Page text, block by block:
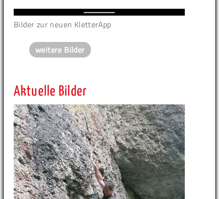
Bilder zur neuen KletterApp
weitere Bilder
Aktuelle Bilder